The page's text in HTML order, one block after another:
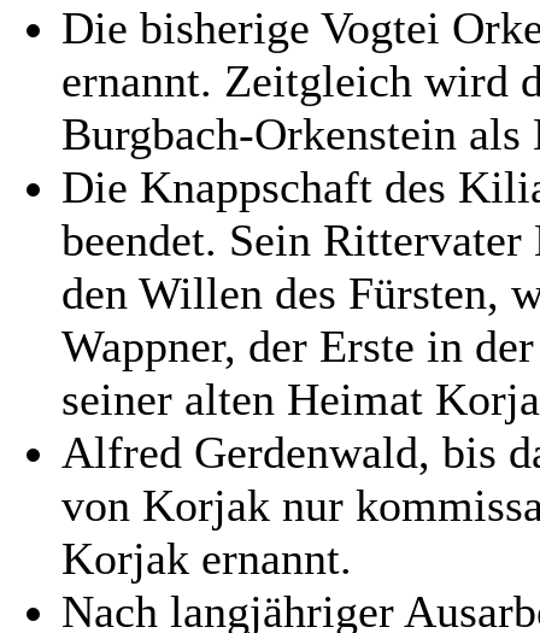
Die bisherige Vogtei
ernannt. Zeitgleich wird
Burgbach-Orkenstein
Die Knappschaft des
beendet. Sein
den Willen des Fürsten,
Wappner, der Erste in
seiner alten Heimat
Alfred Gerdenwald, bis
von Korjak nur
Korjak ernannt.
Nach langjähriger